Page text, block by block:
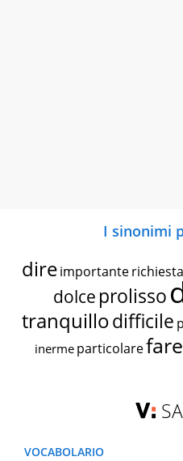
I sinonimi
dire importante richiesta
dolce prolisso
tranquillodifficile
inerme particolarefare
VOCABOLARIO